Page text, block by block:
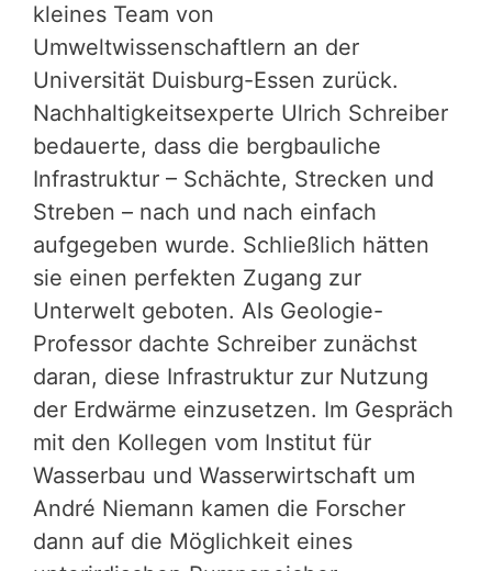
kleines Team von
Umweltwissenschaftlern an der
Universität Duisburg-Essen zurück.
Nachhaltigkeitsexperte Ulrich Schreiber
bedauerte, dass die bergbauliche
Infrastruktur – Schächte, Strecken und
Streben – nach und nach einfach
aufgegeben wurde. Schließlich hätten
sie einen perfekten Zugang zur
Unterwelt geboten. Als Geologie-
Professor dachte Schreiber zunächst
daran, diese Infrastruktur zur Nutzung
der Erdwärme einzusetzen. Im Gespräch
mit den Kollegen vom Institut für
Wasserbau und Wasserwirtschaft um
André Niemann kamen die Forscher
dann auf die Möglichkeit eines